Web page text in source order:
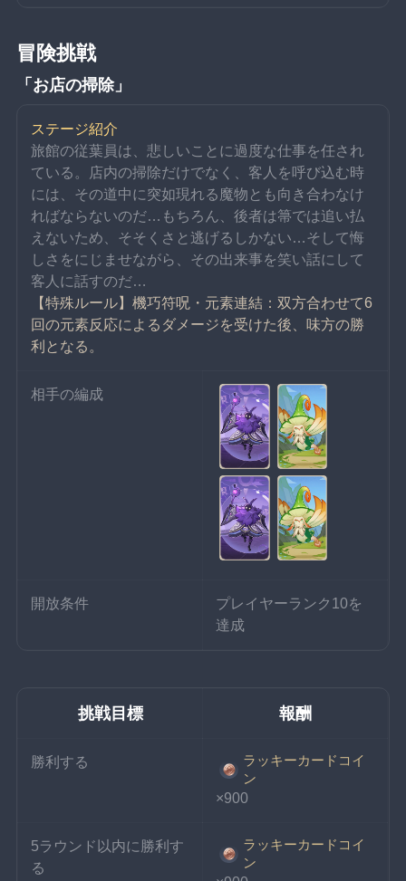
冒険挑戦
「お店の掃除」
ステージ紹介
旅館の従葉員は、悲しいことに過度な仕事を任され
ている。店内の掃除だけでなく、客人を呼び込む時
には、その道中に突如現れる魔物とも向き合わなけ
ればならないのだ…もちろん、後者は箒では追い払
えないため、そそくさと逃げるしかない…そして悔
しさをにじませながら、その出来事を笑い話にして
客人に話すのだ…
【特殊ルール】機巧符呪・元素連結：双方合わせて6
回の元素反応によるダメージを受けた後、味方の勝
利となる。
相手の編成
開放条件
プレイヤーランク10を
達成
挑戦目標 報酬
勝利する
ラッキーカードコイ
ン
×900
5ラウンド以内に勝利す
る
ラッキーカードコイ
ン